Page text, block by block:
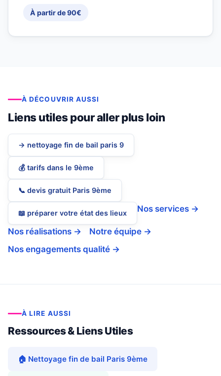
À partir de 90€
À DÉCOUVRIR AUSSI
Liens utiles pour aller plus loin
→ nettoyage fin de bail paris 9
💰 tarifs dans le 9ème
📞 devis gratuit Paris 9ème
📖 préparer votre état des lieux Nos services →
Nos réalisations →
Notre équipe →
Nos engagements qualité →
À LIRE AUSSI
Ressources & Liens Utiles
🏠 Nettoyage fin de bail Paris 9ème